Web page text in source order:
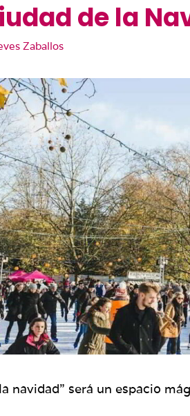
de la
Zaballos
navidad” será un espacio